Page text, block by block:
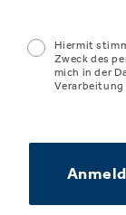
Hiermit
Zweck des
mich in der
Verarbeitung